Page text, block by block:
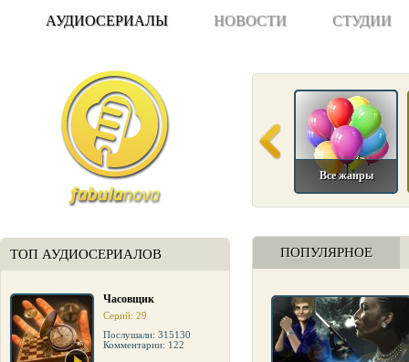
АУДИОСЕРИАЛЫ НОВОСТИ СТУДИИ
ТОП АУДИОСЕРИАЛОВ
Часовщик
Серий: 29
Послушали: 315130
Комментарии: 122
Все жанры
ПОПУЛЯРНОЕ